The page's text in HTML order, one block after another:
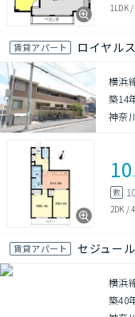
1LDK/
賃貸アパート ロイヤル
横浜
築14
神奈
敷
2DK /
賃貸アパート セジュー
横浜
築40